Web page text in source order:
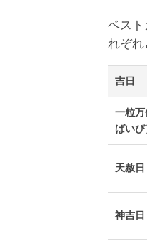
ベスト
れぞれ
吉日
一粒
ばいび
天赦日
神吉日